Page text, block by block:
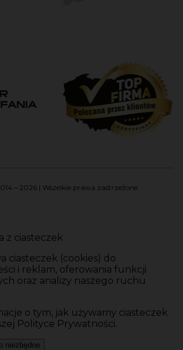
– 2026 | Wszelkie prawa zastrzeżone
z ciasteczek
ciasteczek (cookies) do
i reklam, oferowania funkcji
oraz analizy naszego ruchu
o tym, jak używamy ciasteczek
Polityce Prywatności.
niezbędne